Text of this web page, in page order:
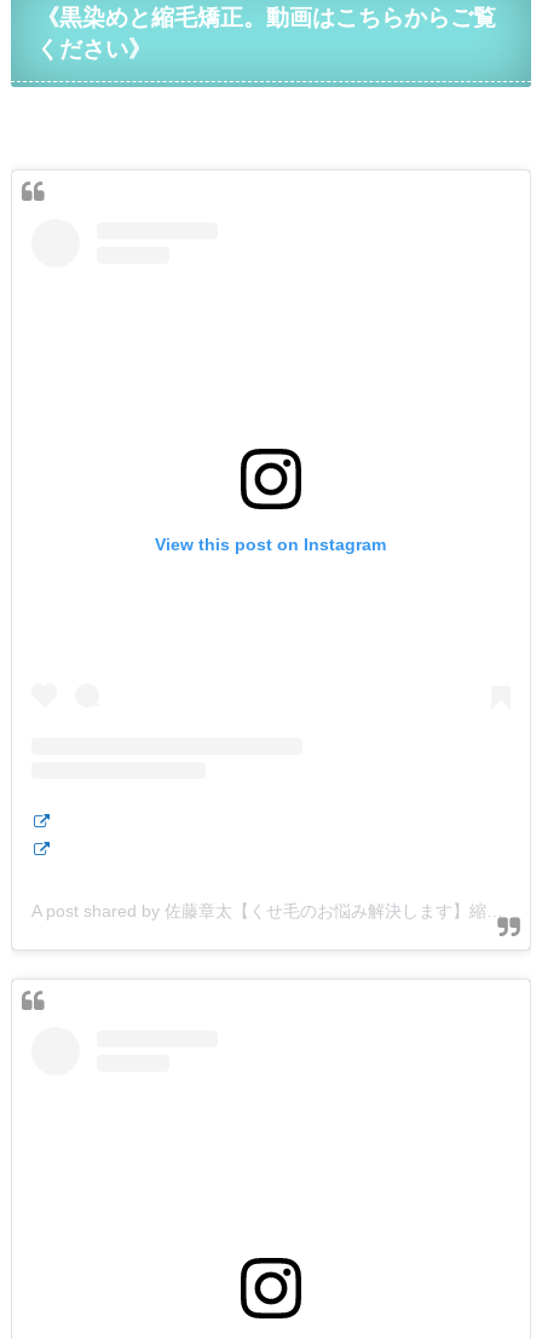
《黒染めと縮毛矯正。動画はこちらからご覧
ください》
View this post on Instagram